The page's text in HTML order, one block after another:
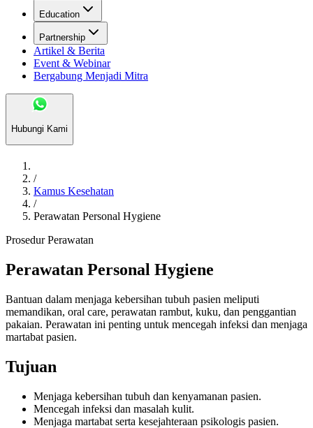
Education
Partnership
Artikel & Berita
Event & Webinar
Bergabung Menjadi Mitra
Hubungi Kami
/
Kamus Kesehatan
/
Perawatan Personal Hygiene
Prosedur Perawatan
Perawatan Personal Hygiene
Bantuan dalam menjaga kebersihan tubuh pasien meliputi
memandikan, oral care, perawatan rambut, kuku, dan penggantian
pakaian. Perawatan ini penting untuk mencegah infeksi dan menjaga
martabat pasien.
Tujuan
Menjaga kebersihan tubuh dan kenyamanan pasien.
Mencegah infeksi dan masalah kulit.
Menjaga martabat serta kesejahteraan psikologis pasien.